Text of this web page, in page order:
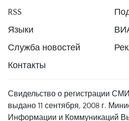
RSS
Языки
Служба новостей
Контакты
Свидельство о регистрации СМИ
выдано 11 сентября, 2008 г.
Информации и Коммуникаций